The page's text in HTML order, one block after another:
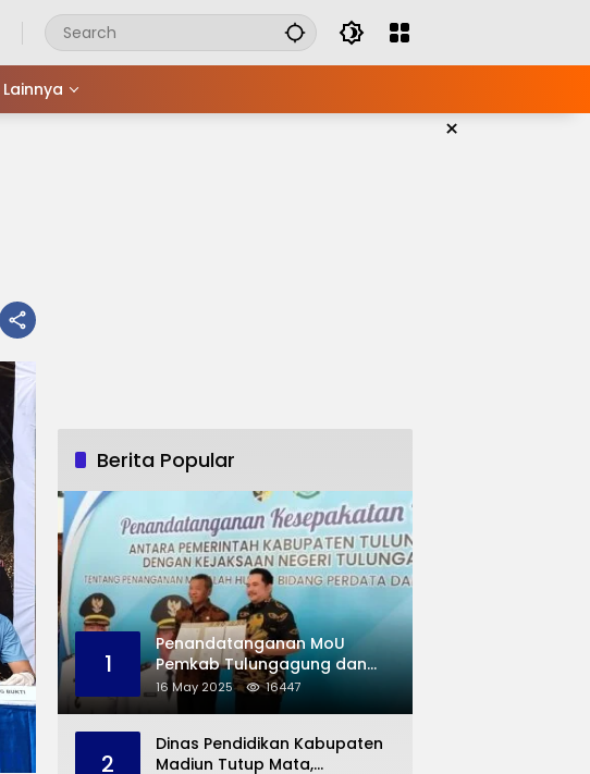
Lainnya
×
Berita Popular
1
Penandatanganan MoU
Pemkab Tulungagung dan
Kejaksaan Negeri
16 May 2025 16447
2
Dinas Pendidikan Kabupaten
Madiun Tutup Mata,